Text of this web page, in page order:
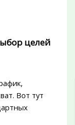
целей
Вот тут